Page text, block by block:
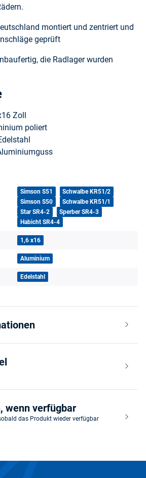
montiert und zentriert und
geprüft
die Radlager wurden
Zoll
poliert
Simson S51
Schwalbe KR51/2
Simson S50
Schwalbe KR51/1
Star SR4-2
Sperber SR4-3
Habicht SR4-4
1,6 x16
Aluminium
Edelstahl
wenn verfügbar
das Produkt wieder verfügbar